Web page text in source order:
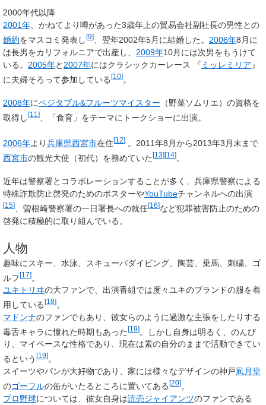
2000年代以降
2001年 、かねてより噂があった3歳年上の貿易会社副社長の男性との
婚約をマスコミ発表し [9] 、翌年2002年5月に結婚した。 2006年8月に
は長男をカリフォルニアで出産し、 2009年10月には次男をもうけて
いる。 2005年と 2007年にはクラシックカーレース 『 ミッレミリア 』
に夫婦そろって参加している[10]。
2008年にベジタブル&フルーツマイスター （野菜ソムリエ）の資格を
取得し [11 ] 、「食育」をテーマにトークショーに出演。
2006年より兵庫県西宮市在住[12] 。2011年8月から2013年3月末まで
西宮市の観光大使（初代）を務めていた[13][14]。
近年は警察署とコラボレーションすることが多く、兵庫県警察による
特殊詐欺防止啓発のためのポスターやYouTubeチャンネルへの出演
[15] 、曽根崎警察署の一日署長への就任[16]など犯罪被害防止のための
啓発に積極的に取り組んでいる。
人物
趣味にスキー、水泳、スキューバダイビング、陶芸、乗馬、刺繍、ゴ
ルフ[17]
ユキトリヰの大ファンで、出演番組では度々ユキのブランドの服を着
用している [18] 。
マドンナのファンでもあり、彼女らのように過激な主張をしたりする
毒舌キャラに憧れた時期もあった[19]。しかし自身は明るく、のんび
り、マイペースな性格であり、現在は素の自分のままで活動できてい
るという [19] 。
スイーツやパンが大好物であり、家には様々なデザインの神戸凮月堂
のゴーフルの缶がいたるところに置いてある [20] 。
プロ野球については、彼女自身は読売ジャイアンツのファンである